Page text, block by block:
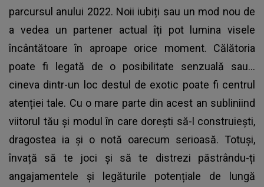
parcursul anului 2022. Noii iubiți sau un mod nou de
a vedea un partener actual îți pot lumina visele
încântătoare în aproape orice moment. Călătoria
poate fi legată de o posibilitate senzuală sau…
cineva dintr-un loc destul de exotic poate fi centrul
atenției tale. Cu o mare parte din acest an subliniind
viitorul tău și modul în care dorești să-l construiești,
dragostea ia și o notă oarecum serioasă. Totuși,
învață să te joci și să te distrezi păstrându-ți
angajamentele și legăturile potențiale de lungă